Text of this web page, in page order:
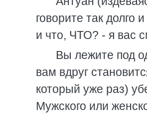
говорите так долго
и что, ЧТО? - я вас
Вы лежите под
вам вдруг
который уже раз)
Мужского или